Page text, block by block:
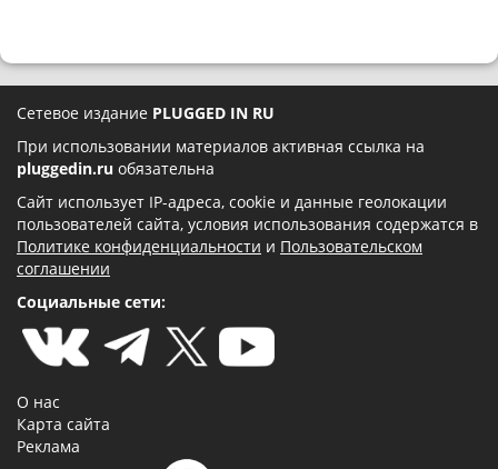
Сетевое издание PLUGGED IN RU
При использовании материалов активная ссылка на
pluggedin.ru обязательна
Сайт использует IP-адреса, cookie и данные геолокации
пользователей сайта, условия использования содержатся в
Политике конфиденциальности и Пользовательском
соглашении
Социальные сети:
О нас
Карта сайта
Реклама